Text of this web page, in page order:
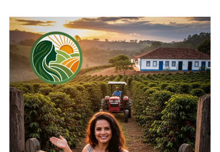
1/16
Compartilhe isso:
Facebook 18+
Relacionado